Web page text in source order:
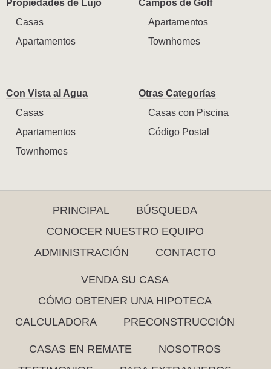
Propiedades de Lujo
Casas
Apartamentos
Campos de Golf
Apartamentos
Townhomes
Con Vista al Agua
Casas
Apartamentos
Townhomes
Otras Categorías
Casas con Piscina
Código Postal
PRINCIPAL
BÚSQUEDA
CONOCER NUESTRO EQUIPO
ADMINISTRACIÓN
CONTACTO
VENDA SU CASA
CÓMO OBTENER UNA HIPOTECA
CALCULADORA
PRECONSTRUCCIÓN
CASAS EN REMATE
NOSOTROS